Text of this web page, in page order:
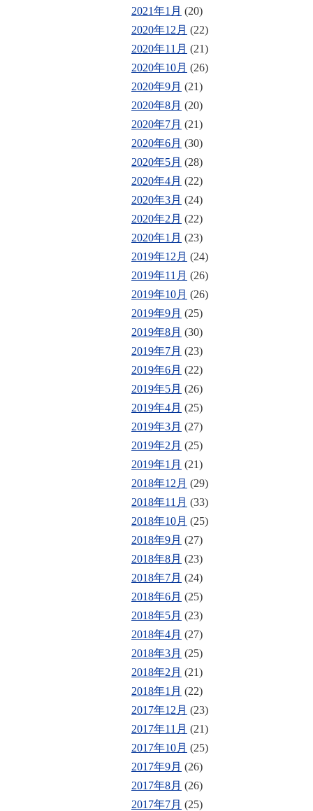
2021年1月 (20)
2020年12月 (22)
2020年11月 (21)
2020年10月 (26)
2020年9月 (21)
2020年8月 (20)
2020年7月 (21)
2020年6月 (30)
2020年5月 (28)
2020年4月 (22)
2020年3月 (24)
2020年2月 (22)
2020年1月 (23)
2019年12月 (24)
2019年11月 (26)
2019年10月 (26)
2019年9月 (25)
2019年8月 (30)
2019年7月 (23)
2019年6月 (22)
2019年5月 (26)
2019年4月 (25)
2019年3月 (27)
2019年2月 (25)
2019年1月 (21)
2018年12月 (29)
2018年11月 (33)
2018年10月 (25)
2018年9月 (27)
2018年8月 (23)
2018年7月 (24)
2018年6月 (25)
2018年5月 (23)
2018年4月 (27)
2018年3月 (25)
2018年2月 (21)
2018年1月 (22)
2017年12月 (23)
2017年11月 (21)
2017年10月 (25)
2017年9月 (26)
2017年8月 (26)
2017年7月 (25)